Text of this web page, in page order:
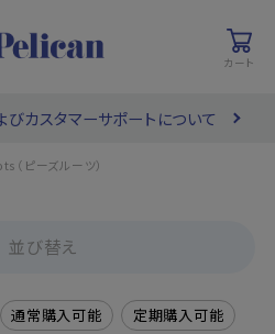
カート
探す
びカスタマーサポートについて
（ピーズルーツ）
並び替え
通常購入可能 定期購入可能